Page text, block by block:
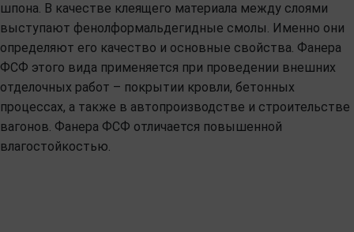
шпона. В качестве клеящего материала между слоями
выступают фенолформальдегидные смолы. Именно они
определяют его качество и основные свойства. Фанера
ФСФ этого вида применяется при проведении внешних
отделочных работ – покрытии кровли, бетонных
процессах, а также в автопроизводстве и строительстве
вагонов. Фанера ФСФ отличается повышенной
влагостойкостью.